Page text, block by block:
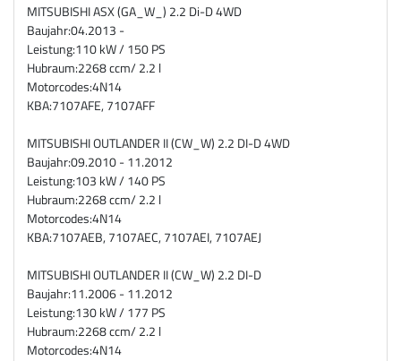
MITSUBISHI ASX (GA_W_) 2.2 Di-D 4WD
Baujahr:04.2013 -
Leistung:110 kW / 150 PS
Hubraum:2268 ccm/ 2.2 l
Motorcodes:4N14
KBA:7107AFE, 7107AFF
MITSUBISHI OUTLANDER II (CW_W) 2.2 DI-D 4WD
Baujahr:09.2010 - 11.2012
Leistung:103 kW / 140 PS
Hubraum:2268 ccm/ 2.2 l
Motorcodes:4N14
KBA:7107AEB, 7107AEC, 7107AEI, 7107AEJ
MITSUBISHI OUTLANDER II (CW_W) 2.2 DI-D
Baujahr:11.2006 - 11.2012
Leistung:130 kW / 177 PS
Hubraum:2268 ccm/ 2.2 l
Motorcodes:4N14